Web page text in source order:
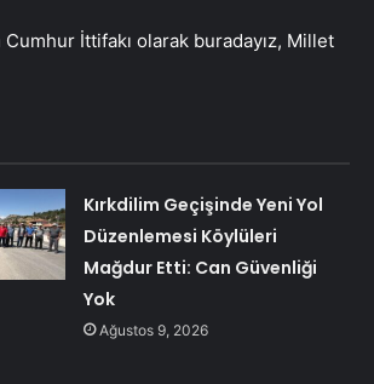
İttifakı olarak buradayız, Millet
Kırkdilim Geçişinde Yeni Yol
Düzenlemesi Köylüleri
Mağdur Etti: Can Güvenliği
Yok
Ağustos 9, 2026